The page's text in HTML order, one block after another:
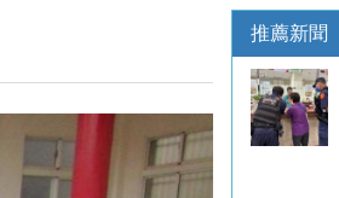
推薦新聞